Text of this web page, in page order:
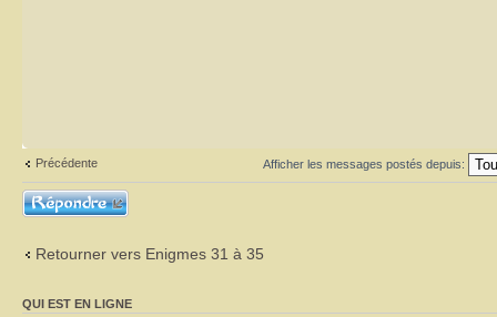
Précédente Afficher les messages postés depuis:
Répondre
Retourner vers Enigmes 31 à 35
QUI EST EN LIGNE